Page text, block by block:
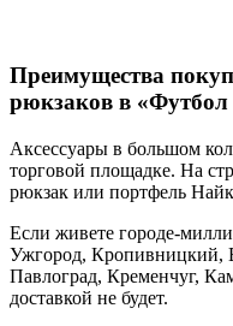
Преимущества
рюкзаков в
Аксессуары в большом
торговой площадке. На
рюкзак или портфель
Если живете городе-
Ужгород, Кропивницкий,
Павлоград, Кременчуг,
доставкой не будет.